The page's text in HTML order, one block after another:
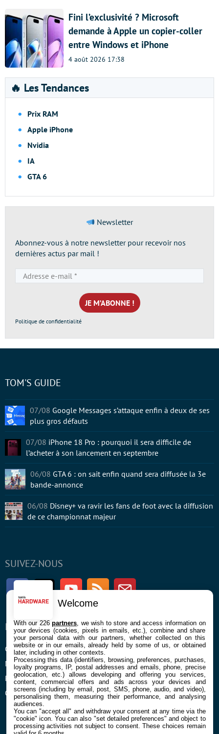
Fini l’exclusivité ? Microsoft
demande à Apple un copier-coller
entre Windows et iPhone
4 août 2026 17:38
🔥 Les Tendances
Prix RAM
Apple iPhone
Nvidia
IA
GTA 6
Newsletter
Abonnez-vous à notre newsletter pour recevoir nos
dernières actus par mail !
e-
mail
*
Politique de confidentialité
SUIVEZ-NOUS
FacebookTwitter Youtube RSS Newsletter
ENTREPRISE
Confidentialité et Cookies
Mentions légales et CGU
Préférences Cookies
Qui sommes nous
À PROPOS
Contact
TOM'S GUIDE
07/08 Google Messages s’attaque enfin à deux de ses
plus gros défauts
07/08 iPhone 18 Pro : pourquoi il sera difficile de
l’acheter à son lancement en septembre
06/08 GTA 6 : on sait enfin quand sera diffusée la 3e
bande-annonce
06/08 Disney+ va ravir les fans de foot avec la diffusion
de ce championnat majeur
Welcome
With our 226partners , we wish to store and access information on
your devices (cookies, pixels in emails, etc.), combine and share
your personal data with our partners, whether collected on this
website or in our emails, already held by some of us, or obtained
later, including in other contexts.
Processing this data (identifiers, browsing, preferences, purchases,
loyalty programs, IP, postal addresses and emails, phone, precise
geolocation, etc.) allows developing and offering you services,
content, commercial offers and ads across your devices and
screens (including by email, post, SMS, phone, audio, and video),
personalising them, measuring their performance, and analysing
audiences.
You can "accept all" and withdraw your consent at any time via the
"cookie" icon. You can also "set detailed preferences" and object to
processing activities not subject to consent. These choices remain